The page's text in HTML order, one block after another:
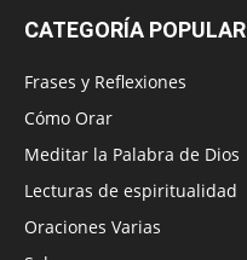
CATEGORÍA POPULAR
Frases y Reflexiones
Cómo Orar
Meditar la Palabra de Dios
Lecturas de espiritualidad
Oraciones Varias